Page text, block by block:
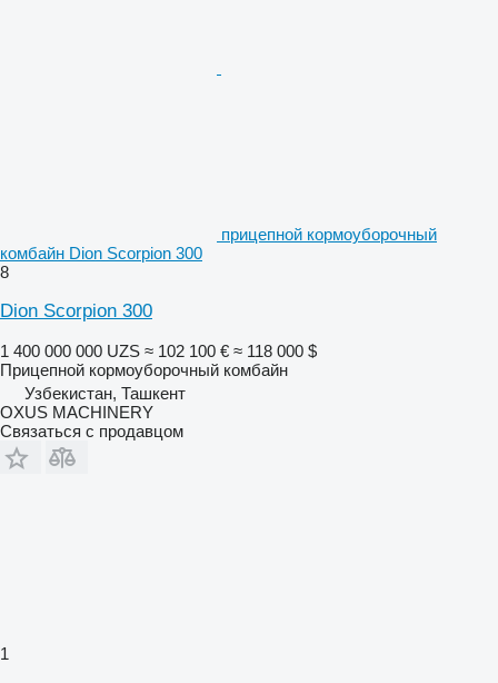
прицепной кормоуборочный
комбайн Dion Scorpion 300
8
Dion Scorpion 300
1 400 000 000 UZS ≈ 102 100 € ≈ 118 000 $
Прицепной кормоуборочный комбайн
Узбекистан, Ташкент
OXUS MACHINERY
Связаться с продавцом
1